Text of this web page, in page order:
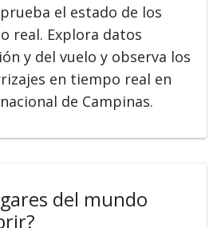
el estado de los
real. Explora datos
y del vuelo y observa los
en tiempo real en
de Campinas.
del mundo